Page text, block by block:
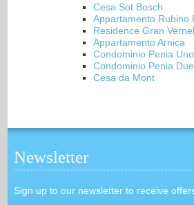
Cesa Sot Bosch
Appartamento Rubino
Residence Gran Vernel
Appartamento Arnica
Condominio Penia Uno
Condominio Penia Due
Cesa da Mont
Newsletter
Sign up to our newsletter to receive